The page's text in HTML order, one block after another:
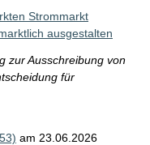
Strommarkt
ausgestalten
zur Ausschreibung von
für
am 23.06.2026